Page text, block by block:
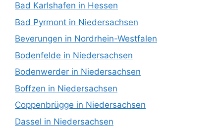
Bad Karlshafen in Hessen
Bad Pyrmont in Niedersachsen
Beverungen in Nordrhein-Westfalen
Bodenfelde in Niedersachsen
Bodenwerder in Niedersachsen
Boffzen in Niedersachsen
Coppenbrügge in Niedersachsen
Dassel in Niedersachsen